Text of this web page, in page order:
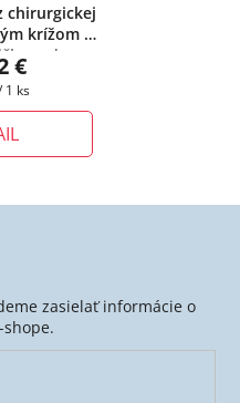
chirurgickej
krížom +
zadarmo
€
1 ks
zasielať informácie o